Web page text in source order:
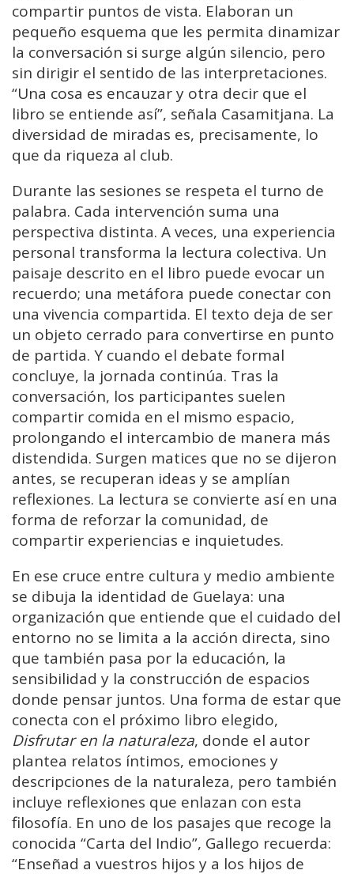
compartir puntos de vista. Elaboran un
pequeño esquema que les permita dinamizar
la conversación si surge algún silencio, pero
sin dirigir el sentido de las interpretaciones.
“Una cosa es encauzar y otra decir que el
libro se entiende así”, señala Casamitjana. La
diversidad de miradas es, precisamente, lo
que da riqueza al club.
Durante las sesiones se respeta el turno de
palabra. Cada intervención suma una
perspectiva distinta. A veces, una experiencia
personal transforma la lectura colectiva. Un
paisaje descrito en el libro puede evocar un
recuerdo; una metáfora puede conectar con
una vivencia compartida. El texto deja de ser
un objeto cerrado para convertirse en punto
de partida. Y cuando el debate formal
concluye, la jornada continúa. Tras la
conversación, los participantes suelen
compartir comida en el mismo espacio,
prolongando el intercambio de manera más
distendida. Surgen matices que no se dijeron
antes, se recuperan ideas y se amplían
reflexiones. La lectura se convierte así en una
forma de reforzar la comunidad, de
compartir experiencias e inquietudes.
En ese cruce entre cultura y medio ambiente
se dibuja la identidad de Guelaya: una
organización que entiende que el cuidado del
entorno no se limita a la acción directa, sino
que también pasa por la educación, la
sensibilidad y la construcción de espacios
donde pensar juntos. Una forma de estar que
conecta con el próximo libro elegido,
Disfrutar en la naturaleza, donde el autor
plantea relatos íntimos, emociones y
descripciones de la naturaleza, pero también
incluye reflexiones que enlazan con esta
filosofía. En uno de los pasajes que recoge la
conocida “Carta del Indio”, Gallego recuerda:
“Enseñad a vuestros hijos y a los hijos de